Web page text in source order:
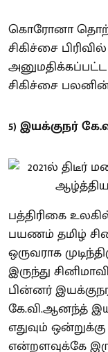
கொரோனா
சிகிச்சை
சிகிச்சை
5) இயக்குநர்
பத்திரிகை
பயணம் தமிழ்
ஒருவராக
இருந்து
பின்னர்
கே.வி.ஆனந்த்
எதுவும்
என்றளவுக்கே